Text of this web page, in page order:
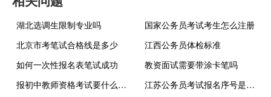
湖北选调生限制专业吗
国家公务员考试考生怎么注册
北京市考笔试合格线是多少
江西公务员体检标准
如何一次性报名表笔试成功
教资面试需要带涂卡笔吗
报初中教师资格考试要什么学历
江苏公务员考试报名序号是什么